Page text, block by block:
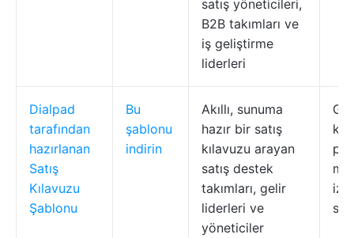
satış yöneticileri,
B2B takımları ve
iş geliştirme
liderleri
Dialpad
tarafından
hazırlanan
Satış
Kılavuzu
Şablonu
Bu
şablonu
indirin
Akıllı, sunuma
hazır bir satış
kılavuzu arayan
satış destek
takımları, gelir
liderleri ve
yöneticiler